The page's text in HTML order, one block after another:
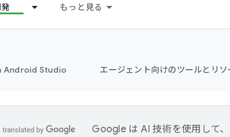
もっと見る
Android Studio エージェント向けのツールとリソ
Google は AI 技術を使用して